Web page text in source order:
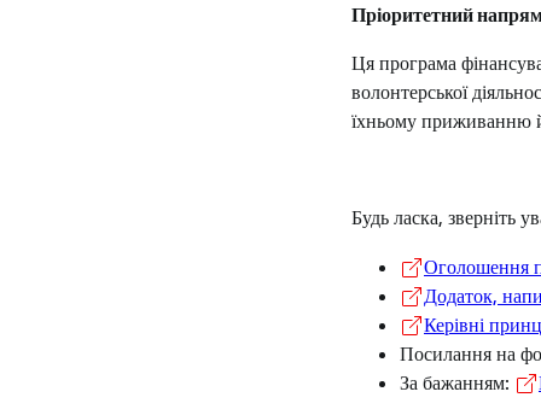
Пріоритетний
Ця програма
волонтерської
їхньому приживанню й
Будь ласка, зверніть
Оголошення
Додаток,
Керівні
Посилання на
За бажанням: